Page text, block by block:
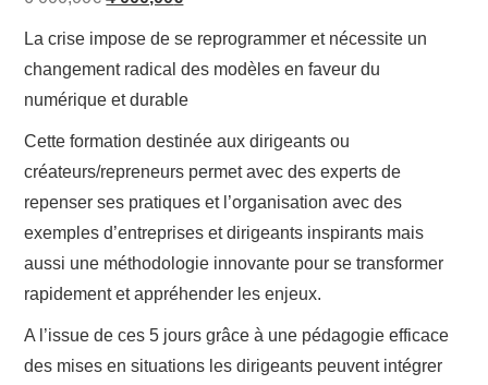
000,00€.
000,00€.
La crise impose de se reprogrammer et nécessite un
changement radical des modèles en faveur du
numérique et durable
Cette formation destinée aux dirigeants ou
créateurs/repreneurs permet avec des experts de
repenser ses pratiques et l’organisation avec des
exemples d’entreprises et dirigeants inspirants mais
aussi une méthodologie innovante pour se transformer
rapidement et appréhender les enjeux.
A l’issue de ces 5 jours grâce à une pédagogie efficace
des mises en situations les dirigeants peuvent intégrer